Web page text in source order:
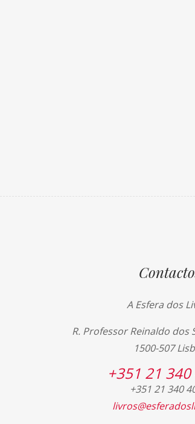
A Esfera dos
R. Professor Reinaldo dos
1500-507
+351 21
+351 21 340